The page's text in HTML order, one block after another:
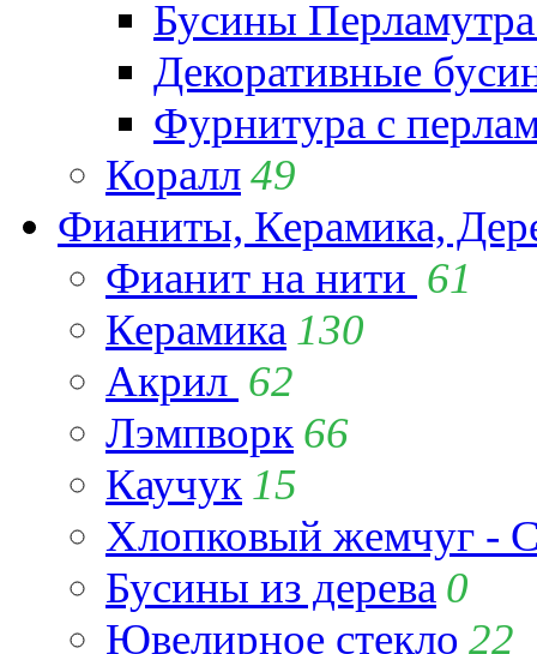
Бусины
Декоративные
Фурнитура с
Коралл49
Фианиты, Керамика,
Фианит на нити 61
Керамика 130
Акрил 62
Лэмпворк 66
Каучук 15
Хлопковый жемчуг -
Бусины из дерева 0
Ювелирное стекло 22